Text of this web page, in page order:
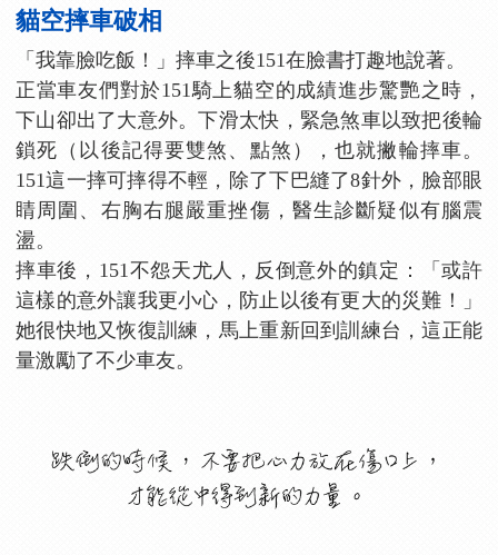
貓空摔車破相
「我靠臉吃飯！」摔車之後151在臉書打趣地說著。
正當車友們對於151騎上貓空的成績進步驚艷之時，
下山卻出了大意外。下滑太快，緊急煞車以致把後輪
鎖死（以後記得要雙煞、點煞），也就撇輪摔車。
151這一摔可摔得不輕，除了下巴縫了8針外，臉部眼
睛周圍、右胸右腿嚴重挫傷，醫生診斷疑似有腦震
盪。
摔車後，151不怨天尤人，反倒意外的鎮定：「或許
這樣的意外讓我更小心，防止以後有更大的災難！」
她很快地又恢復訓練，馬上重新回到訓練台，這正能
量激勵了不少車友。